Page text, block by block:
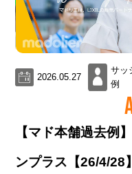
2026.05.27
サッ
例
【マド本舗過去例
ンプラス【26/4/28】